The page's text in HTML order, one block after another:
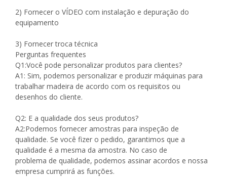
2) Fornecer o VÍDEO com instalação e depuração do
equipamento
3) Fornecer troca técnica
Perguntas frequentes
Q1:Você pode personalizar produtos para clientes?
A1: Sim, podemos personalizar e produzir máquinas para
trabalhar madeira de acordo com os requisitos ou
desenhos do cliente.
Q2: E a qualidade dos seus produtos?
A2:Podemos fornecer amostras para inspeção de
qualidade. Se você fizer o pedido, garantimos que a
qualidade é a mesma da amostra. No caso de
problema de qualidade, podemos assinar acordos e nossa
empresa cumprirá as funções.